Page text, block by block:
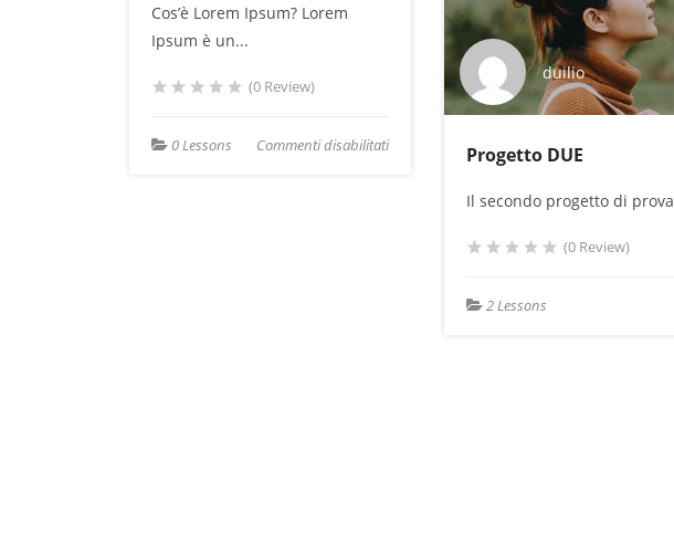
Cos’è Lorem Ipsum? Lorem
Ipsum è un...
(0 Review)
0 Lessons Commenti disabilitatisu
duilio
Progetto DUE
Il secondo progetto di prova
(0 Review)
2 Lessons